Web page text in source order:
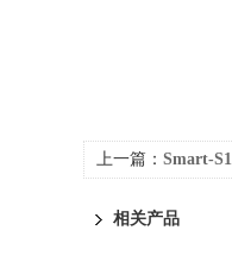
上一篇： Smart-
相关产品